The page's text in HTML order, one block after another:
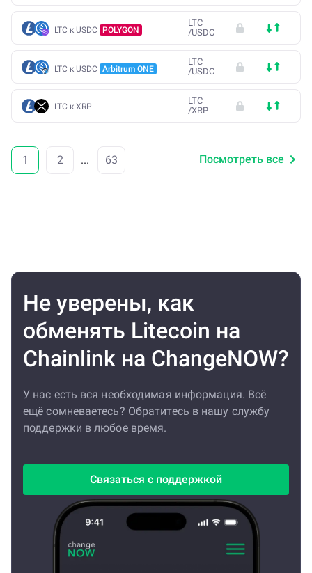
LTC к USDC POLYGON
LTC
/USDC
LTC к USDC Arbitrum ONE
LTC
/USDC
LTC к XRP
LTC
/XRP
1 2 ... 63 Посмотреть все
Не уверены, как
обменять Litecoin на
Chainlink на ChangeNOW?
У нас есть вся необходимая информация. Всё
ещё сомневаетесь? Обратитесь в нашу службу
поддержки в любое время.
Связаться с поддержкой